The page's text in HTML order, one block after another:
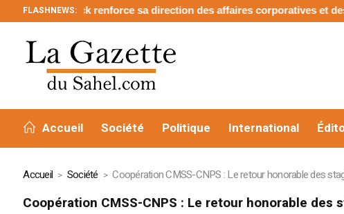
FLASHNEWS:
renforce sa direction des affaires corporatives et des relations
Accueil Société Politique International
Accueil Société Coopération CMSS-CNPS : Le retour honorable des
Coopération CMSS-CNPS : Le retour honorable des